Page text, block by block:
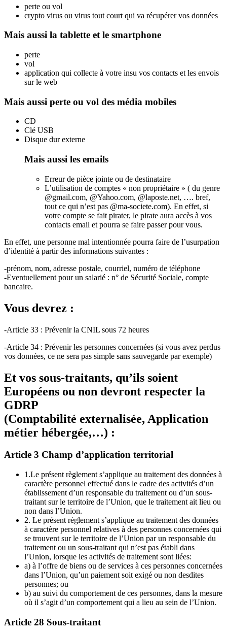
perte ou vol
crypto virus ou virus tout court qui va récupérer vos données
Mais aussi la tablette et le smartphone
perte
vol
application qui collecte à votre insu vos contacts et les envois
sur le web
Mais aussi perte ou vol des média mobiles
CD
Clé USB
Disque dur externe
Mais aussi les emails
Erreur de pièce jointe ou de destinataire
L’utilisation de comptes « non propriétaire » ( du genre
@gmail.com, @Yahoo.com, @laposte.net, …. bref,
tout ce qui n’est pas @ma-societe.com). En effet, si
votre compte se fait pirater, le pirate aura accès à vos
contacts email et pourra se faire passer pour vous.
En effet, une personne mal intentionnée pourra faire de l’usurpation
d’identité à partir des informations suivantes :
-prénom, nom, adresse postale, courriel, numéro de téléphone
-Eventuellement pour un salarié : n° de Sécurité Sociale, compte
bancaire.
Vous devrez :
-Article 33 : Prévenir la CNIL sous 72 heures
-Article 34 : Prévenir les personnes concernées (si vous avez perdus
vos données, ce ne sera pas simple sans sauvegarde par exemple)
Et vos sous-traitants, qu’ils soient
Européens ou non devront respecter la
GDRP
(Comptabilité externalisée, Application
métier hébergée,…) :
Article 3 Champ d’application territorial
1.Le présent règlement s’applique au traitement des données à
caractère personnel effectué dans le cadre des activités d’un
établissement d’un responsable du traitement ou d’un sous-
traitant sur le territoire de l’Union, que le traitement ait lieu ou
non dans l’Union.
2. Le présent règlement s’applique au traitement des données
à caractère personnel relatives à des personnes concernées qui
se trouvent sur le territoire de l’Union par un responsable du
traitement ou un sous-traitant qui n’est pas établi dans
l’Union, lorsque les activités de traitement sont liées:
a) à l’offre de biens ou de services à ces personnes concernées
dans l’Union, qu’un paiement soit exigé ou non desdites
personnes; ou
b) au suivi du comportement de ces personnes, dans la mesure
où il s’agit d’un comportement qui a lieu au sein de l’Union.
Article 28 Sous-traitant